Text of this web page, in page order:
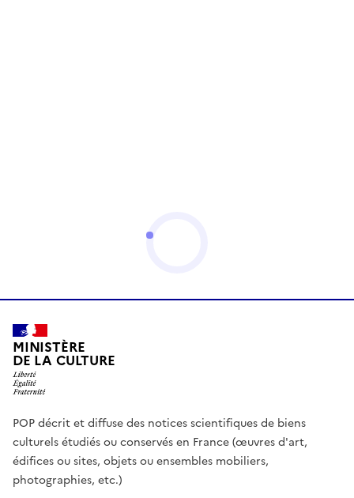
MINISTÈRE
DE LA CULTURE
POP décrit et diffuse des notices scientifiques de biens
culturels étudiés ou conservés en France (œuvres d'art,
édifices ou sites, objets ou ensembles mobiliers,
photographies, etc.)